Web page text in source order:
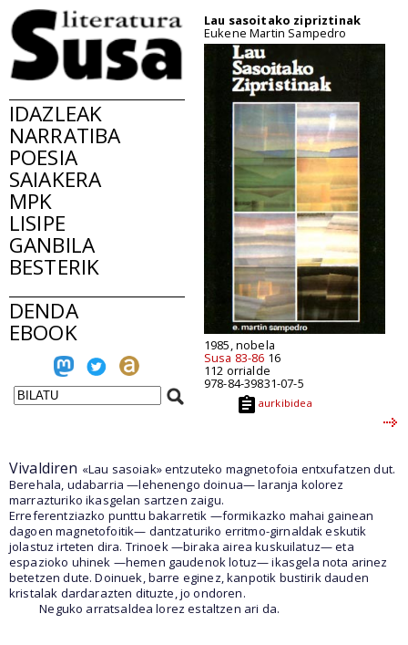
IDAZLEAK
NARRATIBA
POESIA
SAIAKERA
MPK
LISIPE
GANBILA
BESTERIK
DENDA
EBOOK
Lau sasoitako zipriztinak
Eukene Martin Sampedro
1985, nobela
Susa 83-86 16
112 orrialde
978-84-39831-07-5
aurkibidea
Vivaldiren «Lau sasoiak» entzuteko magnetofoia entxufatzen dut.
Berehala, udabarria —lehenengo doinua— laranja kolorez
marrazturiko ikasgelan sartzen zaigu.
Erreferentziazko punttu bakarretik —formikazko mahai gainean
dagoen magnetofoitik— dantzaturiko erritmo-girnaldak eskutik
jolastuz irteten dira. Trinoek —biraka airea kuskuilatuz— eta
espazioko uhinek —hemen gaudenok lotuz— ikasgela nota arinez
betetzen dute. Doinuek, barre eginez, kanpotik bustirik dauden
kristalak dardarazten dituzte, jo ondoren.
Neguko arratsaldea lorez estaltzen ari da.